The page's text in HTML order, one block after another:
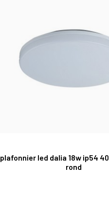
plafonnier led dalia 18w ip54
rond